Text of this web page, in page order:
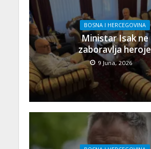
BOSNA I HERCEGOVINA
Ministar Isak ne
zaboravlja heroje
9 Juna, 2026